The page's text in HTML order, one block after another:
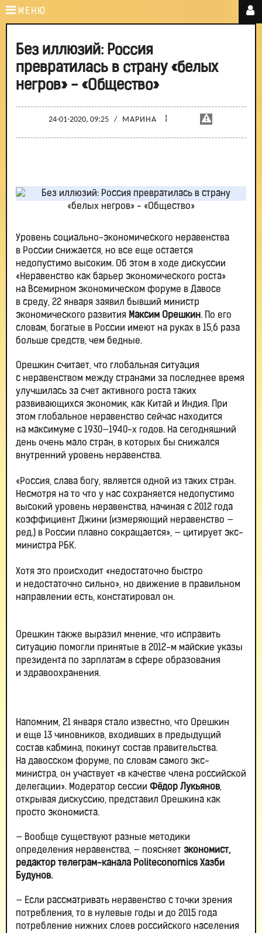
МЕНЮ
Без иллюзий: Россия
превратилась в страну «белых
негров» - «Общество»
24-01-2020, 09:25 / МАРИНА ¦
Уровень социально-экономического неравенства
в России снижается, но все еще остается
недопустимо высоким. Об этом в ходе дискуссии
«Неравенство как барьер экономического роста»
на Всемирном экономическом форуме в Давосе
в среду, 22 января заявил бывший министр
экономического развития Максим Орешкин. По его
словам, богатые в России имеют на руках в 15,6 раза
больше средств, чем бедные.
Орешкин считает, что глобальная ситуация
с неравенством между странами за последнее время
улучшилась за счет активного роста таких
развивающихся экономик, как Китай и Индия. При
этом глобальное неравенство сейчас находится
на максимуме с 1930—1940-х годов. На сегодняшний
день очень мало стран, в которых бы снижался
внутренний уровень неравенства.
«Россия, слава богу, является одной из таких стран.
Несмотря на то что у нас сохраняется недопустимо
высокий уровень неравенства, начиная с 2012 года
коэффициент Джини (измеряющий неравенство —
ред.) в России плавно сокращается», — цитирует экс-
министра РБК.
Хотя это происходит «недостаточно быстро
и недостаточно сильно», но движение в правильном
направлении есть, констатировал он.
Орешкин также выразил мнение, что исправить
ситуацию помогли принятые в 2012-м майские указы
президента по зарплатам в сфере образования
и здравоохранения.
Напомним, 21 января стало известно, что Орешкин
и еще 13 чиновников, входивших в предыдущий
состав кабмина, покинут состав правительства.
На давосском форуме, по словам самого экс-
министра, он участвует «в качестве члена российской
делегации». Модератор сессии Фёдор Лукьянов,
открывая дискуссию, представил Орешкина как
просто экономиста.
— Вообще существуют разные методики
определения неравенства, — поясняет экономист,
редактор телеграм-канала Politeconomics Хазби
Будунов.
— Если рассматривать неравенство с точки зрения
потребления, то в нулевые годы и до 2015 года
потребление нижних слоев российского населения